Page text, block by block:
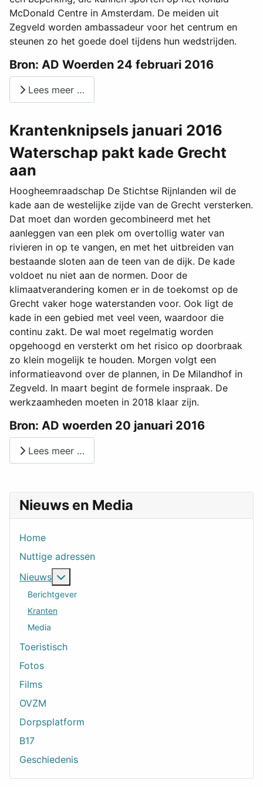
Nieuws en Media
Home
Nuttige adressen
Nieuws
Berichtgever
Kranten
Media
Toeristisch
Fotos
Films
OVZM
Dorpsplatform
B17
Geschiedenis
McDonald Centre in Amsterdam. De meiden uit
Zegveld worden ambassadeur voor het centrum en
steunen zo het goede doel tijdens hun wedstrijden.
Bron: AD Woerden 24 februari 2016
Lees meer …
Krantenknipsels januari 2016
Waterschap pakt kade Grecht
aan
Hoogheemraadschap De Stichtse Rijnlanden wil de
kade aan de westelijke zijde van de Grecht versterken.
Dat moet dan worden gecombineerd met het
aanleggen van een plek om overtollig water van
rivieren in op te vangen, en met het uitbreiden van
bestaande sloten aan de teen van de dijk. De kade
voldoet nu niet aan de normen. Door de
klimaatverandering komen er in de toekomst op de
Grecht vaker hoge waterstanden voor. Ook ligt de
kade in een gebied met veel veen, waardoor die
continu zakt. De wal moet regelmatig worden
opgehoogd en versterkt om het risico op doorbraak
zo klein mogelijk te houden. Morgen volgt een
informatieavond over de plannen, in De Milandhof in
Zegveld. In maart begint de formele inspraak. De
werkzaamheden moeten in 2018 klaar zijn.
Bron: AD woerden 20 januari 2016
Lees meer …